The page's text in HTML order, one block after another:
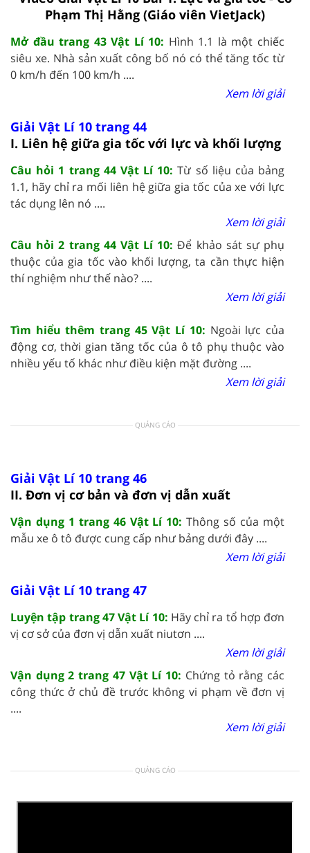
Phạm Thị Hằng (Giáo viên VietJack)
Mở đầu trang 43 Vật Lí 10: Hình 1.1 là một chiếc
siêu xe. Nhà sản xuất công bố nó có thể tăng tốc từ
0 km/h đến 100 km/h ....
Xem lời giải
Giải Vật Lí 10 trang 44
I. Liên hệ giữa gia tốc với lực và khối lượng
Câu hỏi 1 trang 44 Vật Lí 10: Từ số liệu của bảng
1.1, hãy chỉ ra mối liên hệ giữa gia tốc của xe với lực
tác dụng lên nó ....
Xem lời giải
Câu hỏi 2 trang 44 Vật Lí 10: Để khảo sát sự phụ
thuộc của gia tốc vào khối lượng, ta cần thực hiện
thí nghiệm như thế nào? ....
Xem lời giải
Tìm hiểu thêm trang 45 Vật Lí 10: Ngoài lực của
động cơ, thời gian tăng tốc của ô tô phụ thuộc vào
nhiều yếu tố khác như điều kiện mặt đường ....
Xem lời giải
QUẢNG CÁO
Giải Vật Lí 10 trang 46
II. Đơn vị cơ bản và đơn vị dẫn xuất
Vận dụng 1 trang 46 Vật Lí 10: Thông số của một
mẫu xe ô tô được cung cấp như bảng dưới đây ....
Xem lời giải
Giải Vật Lí 10 trang 47
Luyện tập trang 47 Vật Lí 10: Hãy chỉ ra tổ hợp đơn
vị cơ sở của đơn vị dẫn xuất niutơn ....
Xem lời giải
Vận dụng 2 trang 47 Vật Lí 10: Chứng tỏ rằng các
công thức ở chủ đề trước không vi phạm về đơn vị
....
Xem lời giải
QUẢNG CÁO